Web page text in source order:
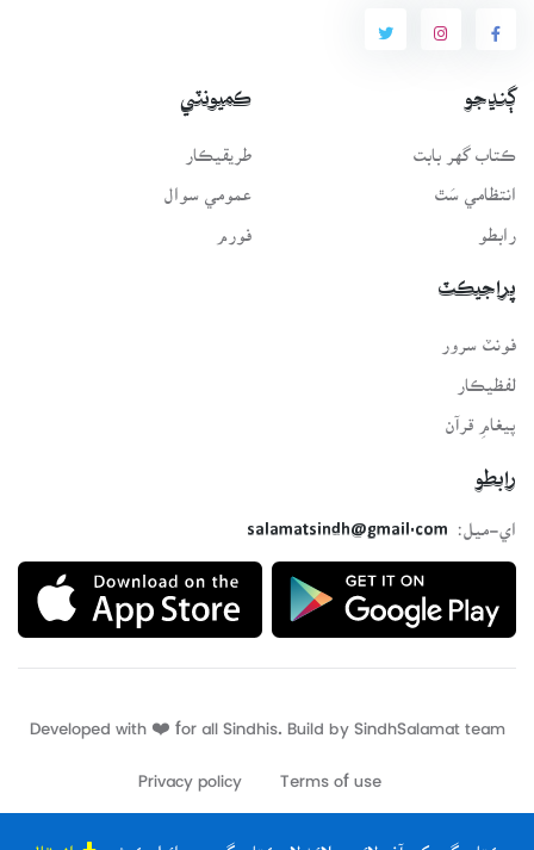
ڪتاب گهر کي آف لائين ھلائڻ لاءِ ڪتاب گهر جي ائپليڪيشن انسٽال
ڳنڍجو
ڪتاب گهر بابت
انتظامي سَٿ
رابطو
ڪميونٽي
طريقيڪار
عمومي سوال
فورم
پراجيڪٽ
فونٽ سرور
لفظيڪار
پيغامِ قرآن
رابطو
اي-ميل:
salamatsindh@gmail.com
Developed with ❤️ for all Sindhis. Build by SindhSalamat
Terms of use
Privacy policy